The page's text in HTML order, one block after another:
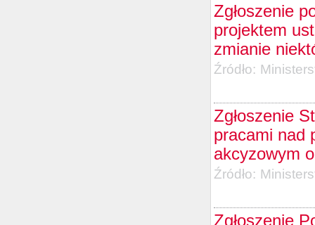
Zgłoszenie
projektem
zmianie
Źródło:
Zgłoszenie
pracami nad
akcyzowym
Źródło:
Zgłoszenie